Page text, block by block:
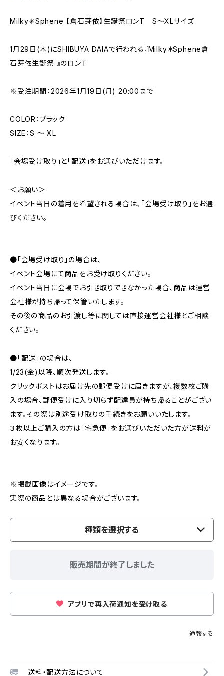
Milky✳︎Sphene 【倉石芽依】生誕祭ロンT S〜XLサイズ
1月29日(木)にSHIBUYA DAIAで行われる『Milky＊Sphene倉
石芽依生誕祭 』のロンＴ
※受注期間：2026年1月19日(月) 20:00まで
COLOR：ブラック
SIZE：S 〜 XL
「会場受け取り」と「配送」をお選びいただけます。
＜お願い＞
イベント当日の着用を希望される場合は、「会場受け取り」をお選
びください。
●「会場受け取り」の場合は、
イベント会場にて商品をお受け取りください。
イベント当日に会場でお引き取りできなかった場合、商品は運営
会社様が持ち帰って保管いたします。
その後の商品のお引渡し等に関しては直接運営会社様とご相談
ください。
●「配送」の場合は、
1/23(金)以降、順次発送します。
クリックポストはお届け先の郵便受けに届きますが、複数枚ご購
入の場合、郵便受けに入り切らず配達員が持ち帰ることがござい
ます。その際は別途受け取りの手続きをお願いいたします。
３枚以上ご購入の方は「宅急便」をお選びいただいた方が送料が
お安くなります。
※掲載画像はイメージです。
実際の商品とは異なる場合がございます。
種類を選択する
販売期間が終了しました
アプリで再入荷通知を受け取る
通報する
送料・配送方法について